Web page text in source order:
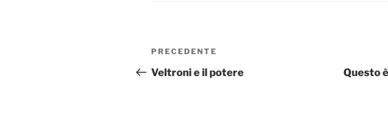
Navigazione
articoli
Articolo
precedente:
PRECEDENTE
Veltroni e il potere Questo